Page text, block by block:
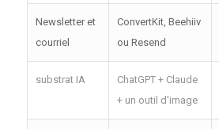
Newsletter et
courriel
ConvertKit, Beehiiv
ou Resend
substrat IA
ChatGPT + Claude
+ un outil d'image